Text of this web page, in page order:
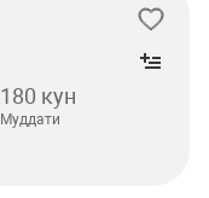
180 кун
Муддати